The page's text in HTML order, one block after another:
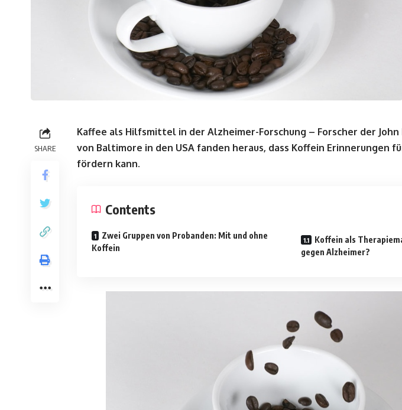
SHARE
Kaffee als Hilfsmittel in der Alzheimer-Forschung – Forscher der
von Baltimore in den USA fanden heraus, dass Koffein Erinnerungen
fördern kann.
Contents
Zwei Gruppen von Probanden: Mit und ohne
Koffein
Koffein als
gegen Alzheimer?